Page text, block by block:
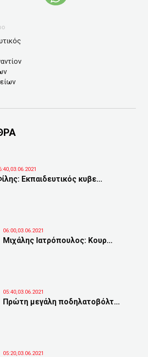
Εκπαιδευτικός κυβε...
06:00,03.06.2021
Μιχάλης Ιατρόπουλος: Κουρ...
05:40,03.06.2021
Πρώτη μεγάλη ποδηλατοβόλτ...
05:20,03.06.2021